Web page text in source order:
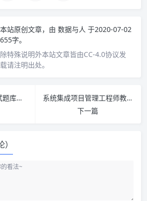
本站原创文章，由 数据与人 于2020-07-02
字。
除特殊说明外本站文章皆由CC-4.0协议发
请注明出处。
最新OracleOCP考试题库资料超完美合集拿下OCP PDF下载
系统集成项目管理工程师教程 PDF下载
下一篇